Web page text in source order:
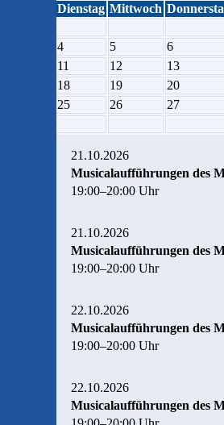
Dienstag Mittwoch
4 5 6
11 12 13
18 19 20
25 26 27
21.10.2026
Musicalaufführungen des
19:00–20:00 Uhr
21.10.2026
Musicalaufführungen des
19:00–20:00 Uhr
22.10.2026
Musicalaufführungen des
19:00–20:00 Uhr
22.10.2026
Musicalaufführungen des